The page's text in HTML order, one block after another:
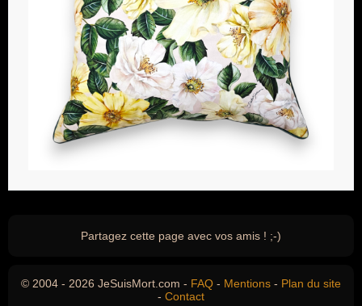
Partagez cette page avec vos amis ! ;-)
© 2004 - 2026 JeSuisMort.com - FAQ - Mentions - Plan du site
- Contact